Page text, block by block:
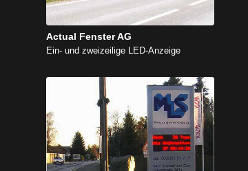
Actual Fenster AG
Ein- und zweizeilige LED-Anzeige